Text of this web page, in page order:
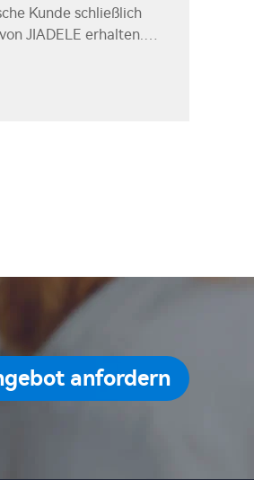
Kunde schließlich
JIADELE erhalten.
anfordern